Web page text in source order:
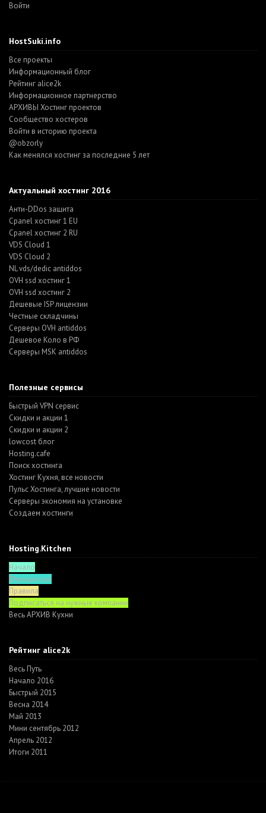
Войти
HostSuki.info
Все проекты
Информационный блог
Рейтинг alice2k
Информационное партнерство
АРХИВЫ Хостинг проектов
Cообщество хостеров
Войти в историю проекта
@obzorly
Как менялся хостинг за последние 5 лет
Актуальный хостинг 2016
Анти-DDos защита
Cpanel хостинг 1 EU
Cpanel хостинг 2 RU
VDS Cloud 1
VDS Cloud 2
NL vds/dedic antiddos
OVH ssd хостинг 1
OVH ssd хостинг 2
Дешевые ISP лицензии
Честные складчины
Серверы OVH antiddos
Дешевое Коло в РФ
Серверы MSK antiddos
Полезные сервисы
Быстрый VPN сервис
Скидки и акции 1
Скидки и акции 2
lowcost блог
Hosting.cafe
Поиск хостинга
Хостинг Кухня, все новости
Пульс Хостинга, лучшие новости
Серверы экономия на установке
Создаем хостинги
Hosting.Kitchen
Начало
Функционал
Правила
Подписаться на нужные компании
Весь АРХИВ Кухни
Рейтинг alice2k
Весь Путь
Начало 2016
Быстрый 2015
Весна 2014
Май 2013
Мини сентябрь 2012
Апрель 2012
Итоги 2011